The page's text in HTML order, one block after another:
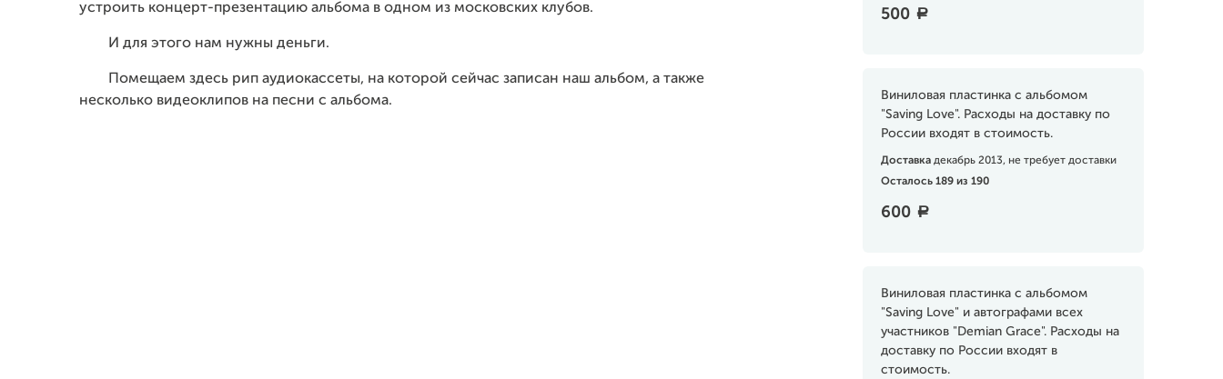
500 a
Виниловая пластинка с альбомом
"Saving Love". Расходы на доставку по
России входят в стоимость.
Доставка декабрь 2013, не требует доставки
Осталось 189 из 190
600 a
Виниловая пластинка с альбомом
"Saving Love" и автографами всех
участников "Demian Grace". Расходы на
доставку по России входят в
стоимость.
устроить концерт-презентацию альбома в одном из московских клубов.
И для этого нам нужны деньги.
Помещаем здесь рип аудиокассеты, на которой сейчас записан наш альбом, а также
несколько видеоклипов на песни с альбома.